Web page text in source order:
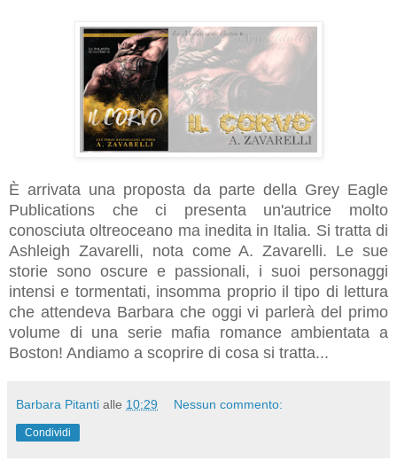
È arrivata una proposta da parte della Grey Eagle
Publications che ci presenta un'autrice molto
conosciuta oltreoceano ma inedita in Italia. Si tratta di
Ashleigh Zavarelli, nota come A. Zavarelli. Le sue
storie sono oscure e passionali, i suoi personaggi
intensi e tormentati, insomma proprio il tipo di lettura
che attendeva Barbara che oggi vi parlerà del primo
volume di una serie mafia romance ambientata a
Boston! Andiamo a scoprire di cosa si tratta...
Barbara Pitanti alle 10:29 Nessun commento:
Condividi